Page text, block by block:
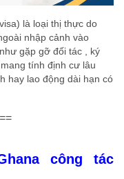
là loại thị thực do
nhập cảnh vào
gặp gỡ đối tác , ký
tính định cư lâu
hay lao động dài hạn có
công tác